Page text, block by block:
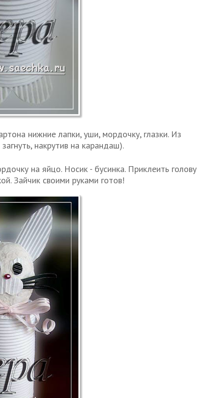
нижние лапки, уши, мордочку, глазки. Из
накрутив на карандаш).
на яйцо. Носик - бусинка. Приклеить голову
Зайчик своими руками готов!